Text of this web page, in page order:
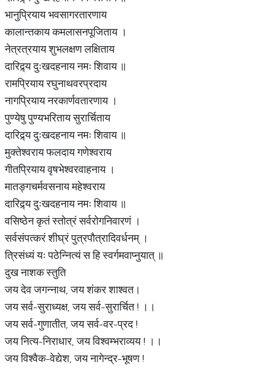
भानुप्रियाय भवसागरतारणाय
कालान्तकाय कमलासनपूजिताय ।
नेत्रत्रयाय शुभलक्षण लक्षिताय
दारिद्र्य दुःखदहनाय नमः शिवाय ॥
रामप्रियाय रघुनाथवरप्रदाय
नागप्रियाय नरकार्णवतारणाय ।
पुण्येषु पुण्यभरिताय सुरार्चिताय
दारिद्र्य दुःखदहनाय नमः शिवाय ॥
मुक्तेश्वराय फलदाय गणेश्वराय
गीतप्रियाय वृषभेश्वरवाहनाय ।
मातङ्गचर्मवसनाय महेश्वराय
दारिद्र्य दुःखदहनाय नमः शिवाय ॥
वसिष्ठेन कृतं स्तोत्रं सर्वरोगनिवारणं ।
सर्वसंपत्करं शीघ्रं पुत्रपौत्रादिवर्धनम् ।
त्रिसंध्यं यः पठेन्नित्यं स हि स्वर्गमवाप्नुयात् ॥
दुख नाशक स्तुति
जय देव जगन्नाथ, जय शंकर शाश्वत।
जय सर्व-सुराध्यक्ष, जय सर्व-सुरार्चित ! ।।
जय सर्व-गुणातीत, जय सर्व-वर-प्रद !
जय नित्य-निराधार, जय विश्वम्भराव्यय ! ।।
जय विश्वैक-वेद्येश, जय नागेन्द्र-भूषण !